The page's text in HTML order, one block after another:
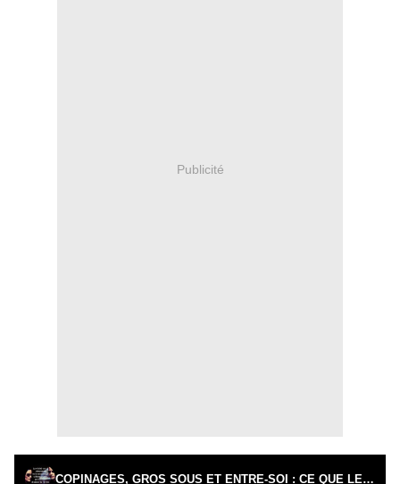
Publicité